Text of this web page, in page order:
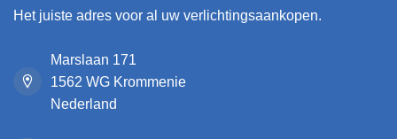
Het juiste adres voor al uw verlichtingsaankopen.
Marslaan 171
1562 WG Krommenie
Nederland